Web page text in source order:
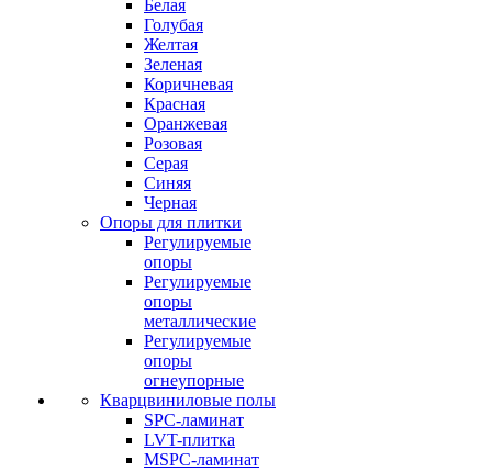
Белая
Голубая
Желтая
Зеленая
Коричневая
Красная
Оранжевая
Розовая
Серая
Синяя
Черная
Опоры для плитки
Регулируемые
опоры
Регулируемые
опоры
металлические
Регулируемые
опоры
огнеупорные
Кварцвиниловые полы
SPC-ламинат
LVT-плитка
MSPC-ламинат